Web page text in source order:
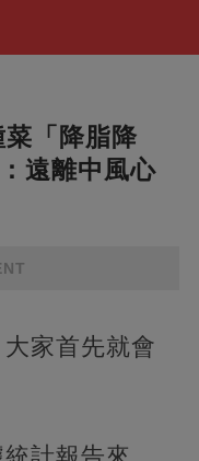
「降脂降
遠離中風心
家首先就會